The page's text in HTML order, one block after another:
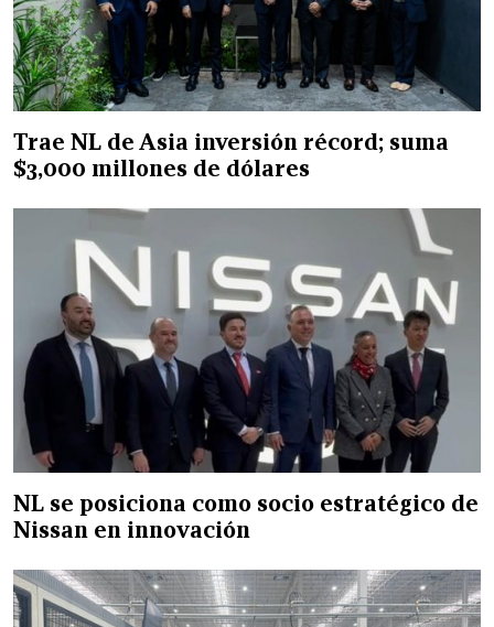
Trae NL de Asia inversión récord; suma
$3,000 millones de dólares
NL se posiciona como socio estratégico de
Nissan en innovación